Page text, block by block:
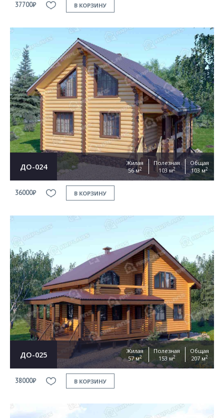
37700₽ В КОРЗИНУ
ДО-024
Жилая
56 м2
Полезная
103 м2
Общая
103 м2
36000₽ В КОРЗИНУ
ДО-025
Жилая
57 м2
Полезная
153 м2
Общая
207 м2
38000₽ В КОРЗИНУ